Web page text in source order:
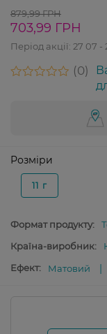
879,99 ГРН
703,99 ГРН
Період акції: 27 07 -
0
Розміри
11 г
Формат продукту:
Країна-виробник:
Ефект:
Матовий